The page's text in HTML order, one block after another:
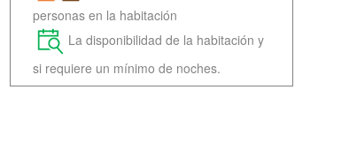
personas en la habitación
La disponibilidad de la habitación y
si requiere un mínimo de noches.